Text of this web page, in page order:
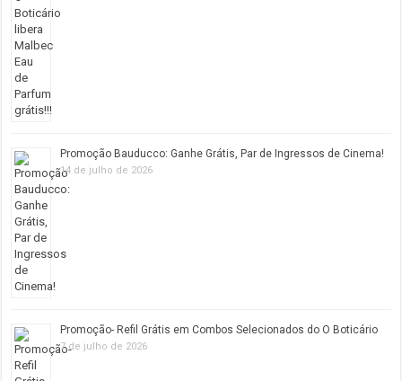
Promoção Bauducco: Ganhe Grátis, Par de Ingressos de Cinema!
14 de julho de 2026
Promoção- Refil Grátis em Combos Selecionados do O Boticário
7 de julho de 2026